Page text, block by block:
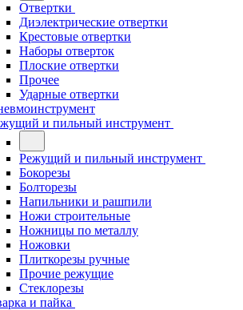
Отвертки
Диэлектрические отвертки
Крестовые отвертки
Наборы отверток
Плоские отвертки
Прочее
Ударные отвертки
и пильный инструмент
Режущий и пильный инструмент
Бокорезы
Болторезы
Напильники и рашпили
Ножи строительные
Ножницы по металлу
Ножовки
Плиткорезы ручные
Прочие режущие
Стеклорезы
и пайка